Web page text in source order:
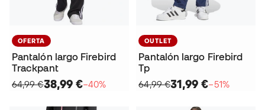
OFERTA
Pantalón largo Firebird
Trackpant
64,99 €38,99 €−40%
OUTLET
Pantalón largo Firebird
Tp
64,99 €31,99 €−51%